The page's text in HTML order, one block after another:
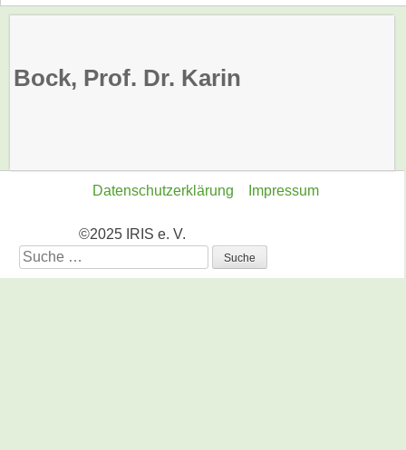
Bock, Prof. Dr. Karin
Datenschutzerklärung Impressum
©2025 IRIS e. V.
Suche
nach: